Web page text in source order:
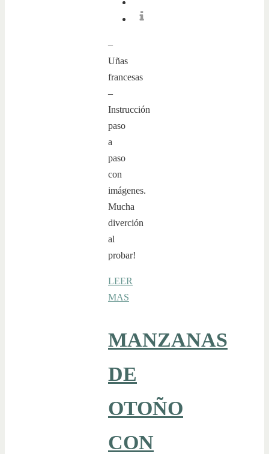
–
Uñas
francesas
–
Instrucción
paso
a
paso
con
imágenes.
Mucha
diverción
al
probar!
LEER
MAS
MANZANAS
DE
OTOÑO
CON